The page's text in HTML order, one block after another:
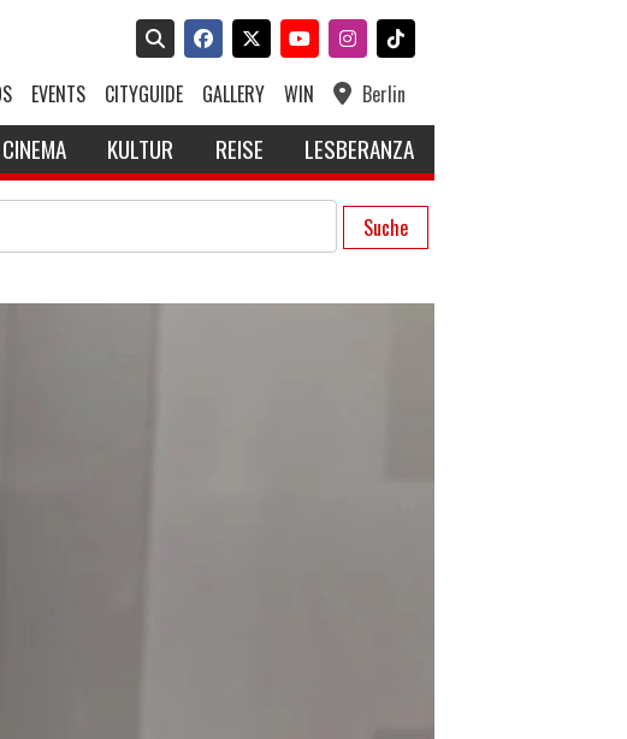
EVENTS CITYGUIDE GALLERY WIN Berlin
CINEMA KULTUR REISE LESBERANZA